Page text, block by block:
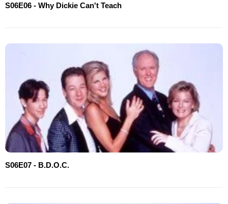
S06E06 - Why Dickie Can't Teach
S06E07 - B.D.O.C.